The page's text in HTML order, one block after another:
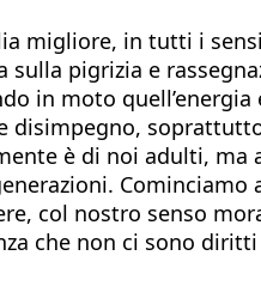
migliore, in tutti i
pigrizia e
in moto
disimpegno,
è di noi adulti,
col nostro senso
che non ci sono